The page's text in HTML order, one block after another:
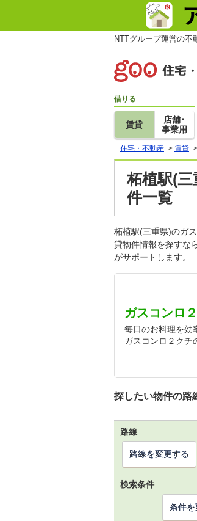
NTTグループ運営の不
借りる
賃貸
店舗･
事業用
住宅・不動産 > 賃貸 >
柘植駅(
件一覧
柘植駅(三重県)のガ
貸物件情報を探すな
がサポートします。
ガスコンロ
毎日のお料理を効
ガスコンロ２クチ
探したい物件の路
路線
路線を変更する
検索条件
条件を